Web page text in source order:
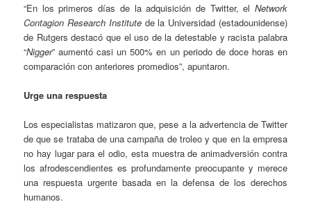
“En los primeros días de la adquisición de Twitter, el Network
Contagion Research Institutede la Universidad (estadounidense)
de Rutgers destacó que el uso de la detestable y racista palabra
“Nigger” aumentó casi un 500% en un periodo de doce horas en
comparación con anteriores promedios”, apuntaron.
Urge una respuesta
Los especialistas matizaron que, pese a la advertencia de Twitter
de que se trataba de una campaña de troleo y que en la empresa
no hay lugar para el odio, esta muestra de animadversión contra
los afrodescendientes es profundamente preocupante y merece
una respuesta urgente basada en la defensa de los derechos
humanos.